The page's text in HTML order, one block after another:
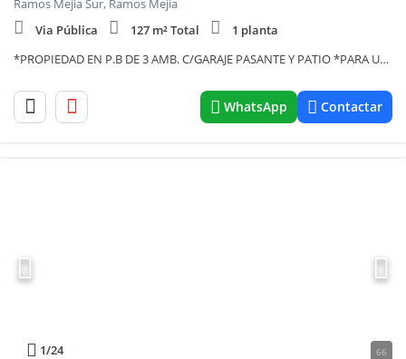
Ramos Mejia Sur, Ramos Mejia
Via Pública
127 m² Total
1 planta
*PROPIEDAD EN P.B DE 3 AMB. C/GARAJE PASANTE Y PATIO *PARA USO COMERCIAL O PROFESIONAL
WhatsApp Contactar
1/24 66